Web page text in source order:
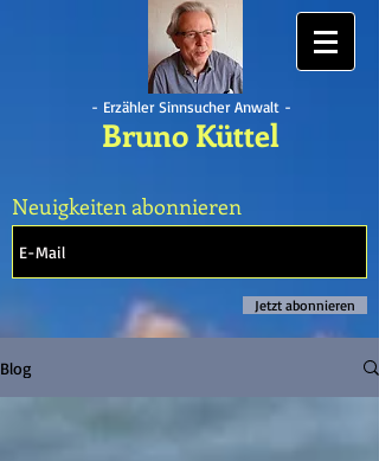
- Erzähler Sinnsucher Anwalt -
Bruno Küttel
Neuigkeiten abonnieren
Jetzt abonnieren
Blog